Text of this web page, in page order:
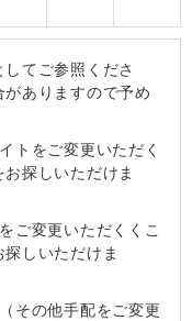
てご参照くださ
ありますので予め
トをご変更いただく
探しいただけま
ご変更いただくくこ
しいただけま
その他手配をご変更